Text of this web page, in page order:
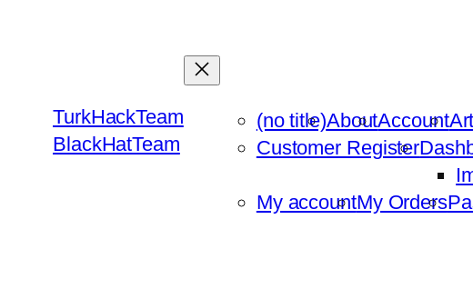
TurkHackTeam
BlackHatTeam
(no title)AboutAccount
Customer Register
My accountMy Orders